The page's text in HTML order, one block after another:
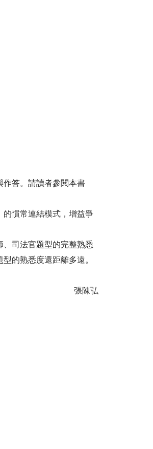
答。請讀者參閱本書
慣常連結模式，增益爭
司法官題型的完整熟悉
的熟悉度還距離多遠。
張陳弘